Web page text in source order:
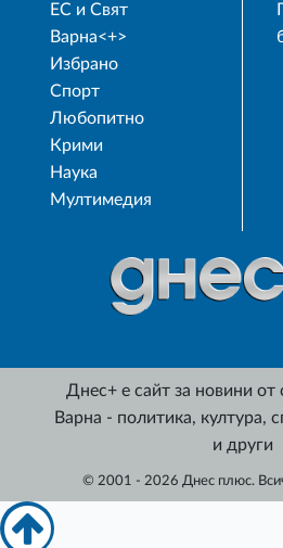
ЕС и Свят
Варна<+>
Избрано
Спорт
Любопитно
Крими
Наука
Мултимедия
Днес+ е сайт за новини от
Варна - политика, култура,
и други
© 2001 - 2026 Днес плюс.